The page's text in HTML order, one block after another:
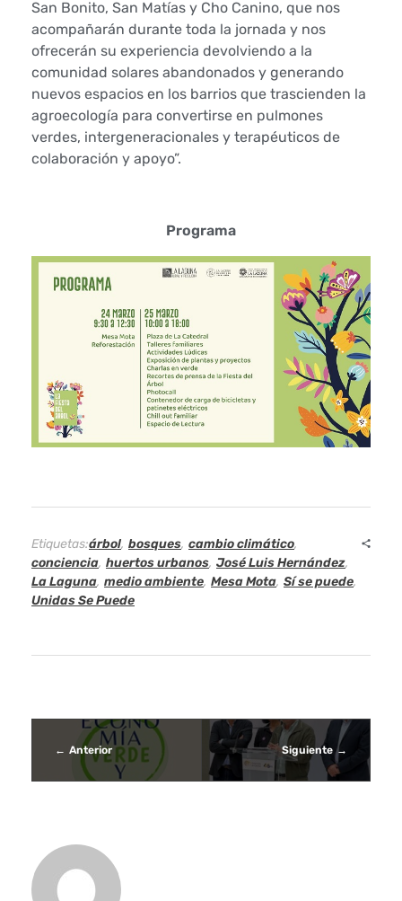
c
i
ó
n
m
m
b
e
n
t
l
o
San Bonito, San Matías y Cho Canino, que nos
acompañarán durante toda la jornada y nos
ofrecerán su experiencia devolviendo a la
comunidad solares abandonados y generando
nuevos espacios en los barrios que trascienden la
agroecología para convertirse en pulmones
verdes, intergeneracionales y terapéuticos de
colaboración y apoyo”.
Programa
Etiquetas:árbol, bosques, cambio climático,
conciencia, huertos urbanos, José Luis Hernández,
La Laguna, medio ambiente, Mesa Mota, Sí se puede,
Unidas Se Puede
Anterior Siguiente